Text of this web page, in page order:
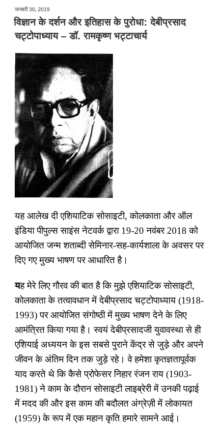
जनवरी 30, 2019पर
प्रकाशित
किया
गया
विज्ञान के दर्शन और इतिहास के पुरोधा: देबीप्रसाद
चट्टोपाध्याय – डॉ. रामकृष्ण भट्टाचार्य
यह आलेख दी एशियाटिक सोसाइटी,कोलकाता और ऑल
इंडिया पीपुल्स साइंस नेटवर्क द्वारा 19-20 नवंबर 2018 को
आयोजित जन्म शताब्दी सेमिनार-सह-कार्यशाला के अवसर पर
दिए गए मुख्य भाषण पर आधारित है।
यह मेरे लिए गौरव की बात है कि मुझे एशियाटिक सोसाइटी,
कोलकाता के तत्वावधान में देबीप्रसाद चट्टोपाध्याय (1918-
1993) पर आयोजित संगोष्ठी में मुख्य भाषण देने के लिए
आमंत्रित किया गया है। स्वयं देबीप्रसादजी युवावस्था से ही
एशियाई अध्ययन के इस सबसे पुराने केंद्र से जुड़े और अपने
जीवन के अंतिम दिन तक जुड़े रहे। वे हमेशा कृतज्ञतापूर्वक
याद करते थे कि कैसे प्रोफेसर निहार रंजन राय (1903-
1981) ने काम के दौरान सोसाइटी लाइब्रेरी में उनकी पढ़ाई
में मदद की और इस काम की बदौलत अंग्रेज़ी में लोकायत
(1959) के रूप में एक महान कृति हमारे सामने आई।